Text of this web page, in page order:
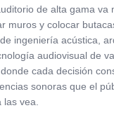
de alta gama va
muros y colocar
ingeniería acústica,
audiovisual de
cada decisión
sonoras que el
las vea.